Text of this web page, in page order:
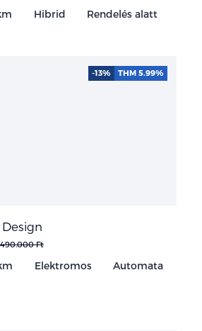
Hibrid Rendelés alatt
Ft
Elektromos
Automata
-13% THM 5.99%